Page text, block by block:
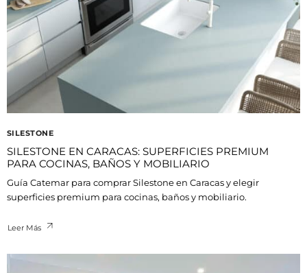
SILESTONE
SILESTONE EN CARACAS: SUPERFICIES PREMIUM
PARA COCINAS, BAÑOS Y MOBILIARIO
Guía Catemar para comprar Silestone en Caracas y elegir
superficies premium para cocinas, baños y mobiliario.
Leer Más